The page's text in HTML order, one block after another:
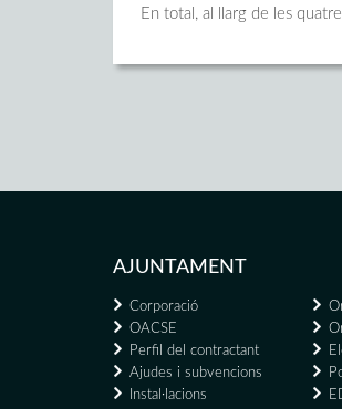
En total, al llarg de les
AJUNTAMENT
Corporació
OACSE
Perfil del contractant
Ajudes i subvencions
Instal·lacions